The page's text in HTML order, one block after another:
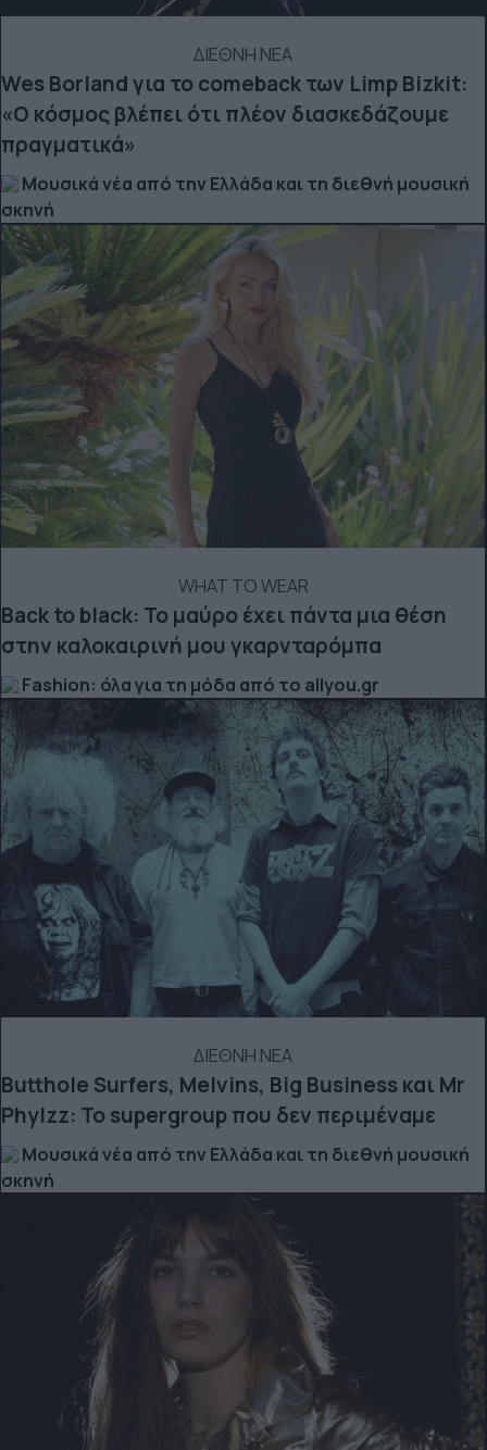
ΔΙΕΘΝΗ ΝΕΑ
Wes Borland για το comeback των Limp Bizkit:
«Ο κόσμος βλέπει ότι πλέον διασκεδάζουμε
πραγματικά»
Μουσικά νέα από την Ελλάδα και τη διεθνή μουσική
σκηνή
WHAT TO WEAR
Back to black: Το μαύρο έχει πάντα μια θέση
στην καλοκαιρινή μου γκαρνταρόμπα
Fashion: όλα για τη μόδα από το allyou.gr
ΔΙΕΘΝΗ ΝΕΑ
Butthole Surfers, Melvins, Big Business και Mr
Phylzz: Το supergroup που δεν περιμέναμε
Μουσικά νέα από την Ελλάδα και τη διεθνή μουσική
σκηνή